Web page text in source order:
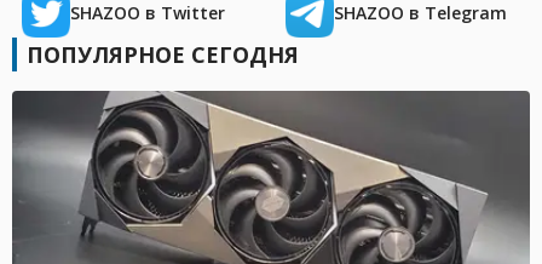
SHAZOO в Twitter SHAZOO в Telegram
ПОПУЛЯРНОЕ СЕГОДНЯ